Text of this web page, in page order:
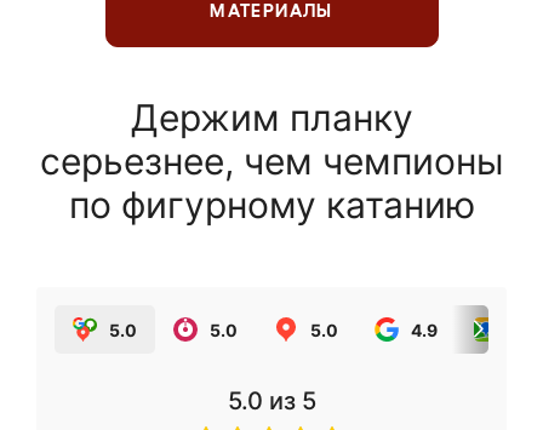
МАТЕРИАЛЫ
Держим планку
серьезнее, чем чемпионы
по фигурному катанию
5.0 5.0 5.0 4.9
5.0 из 5